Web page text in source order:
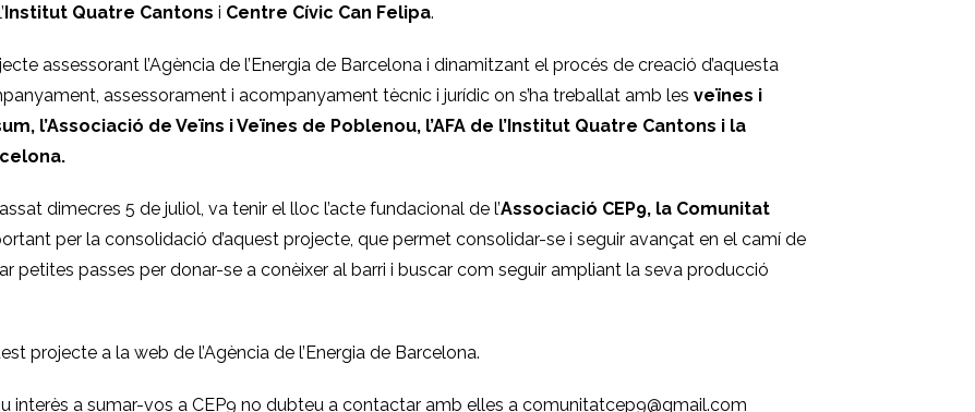
Institut Quatre Cantons i Centre Cívic Can Felipa.
assessorant l’Agència de l’Energia de Barcelona i dinamitzant el procés de creació d’aquesta
assessorament i acompanyament tècnic i jurídic on s’ha treballat amb les veïnes i
l’Associació de Veïns i Veïnes de Poblenou, l’AFA de l’Institut Quatre Cantons i la
dimecres 5 de juliol, va tenir el lloc l’acte fundacional de l’Associació CEP9, la Comunitat
per la consolidació d’aquest projecte, que permet consolidar-se i seguir avançat en el camí de
petites passes per donar-se a conèixer al barri i buscar com seguir ampliant la seva producció
projecte a la web de l’Agència de l’Energia de Barcelona.
interès a sumar-vos a CEP9 no dubteu a contactar amb elles a comunitatcep9@gmail.com